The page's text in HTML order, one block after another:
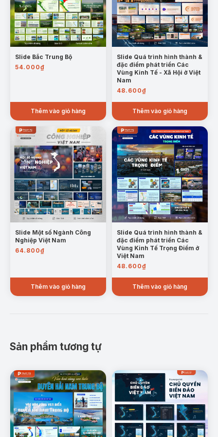
tranh tổng thể của nền kinh tế quốc dân.
Mẫu trang: Vùng Kinh Tế Ngành là gì?
Quá trình hình thành & khái quát đặc điểm
phát triển của vùng Nông nghiệp: Các thông tin
về sự hình thành, đặc điểm, và các ngành nông
nghiệp chủ lực tại các vùng kinh tế nông nghiệp.
tiết quá trình phát triển công nghiệp tại các vùng,
các ngành công nghiệp chủ lực và vai trò của
kinh tế.
Slide Bắc Trung Bộ
54.000₫
Thêm vào giỏ hàng
Slide Quá trình hình thành &
đặc điểm phát triển Các
Vùng Kinh Tế - Xã Hội ở Việt
Nam
48.600₫
Thêm vào giỏ hàng
Slide Một số Ngành Công
Nghiệp Việt Nam
64.800₫
Thêm vào giỏ hàng
Slide Quá trình hình thành &
đặc điểm phát triển Các
Vùng Kinh Tế Trọng Điểm ở
Việt Nam
48.600₫
Thêm vào giỏ hàng
Sản phẩm tương tự